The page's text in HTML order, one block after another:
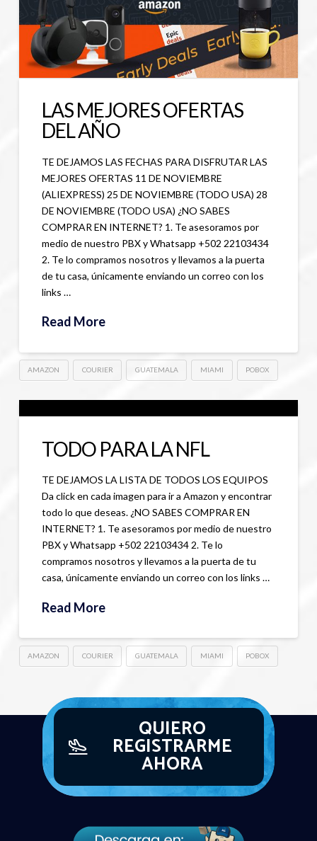
LAS MEJORES OFERTAS
DEL AÑO
TE DEJAMOS LAS FECHAS PARA DISFRUTAR LAS
MEJORES OFERTAS 11 DE NOVIEMBRE
(ALIEXPRESS) 25 DE NOVIEMBRE (TODO USA) 28
DE NOVIEMBRE (TODO USA) ¿NO SABES
COMPRAR EN INTERNET? 1. Te asesoramos por
medio de nuestro PBX y Whatsapp +502 22103434
2. Te lo compramos nosotros y llevamos a la puerta
de tu casa, únicamente enviando un correo con los
links …
Read More
AMAZON COURIER GUATEMALA MIAMI POBOX
TODO PARA LA NFL
TE DEJAMOS LA LISTA DE TODOS LOS EQUIPOS
Da click en cada imagen para ir a Amazon y encontrar
todo lo que deseas. ¿NO SABES COMPRAR EN
INTERNET? 1. Te asesoramos por medio de nuestro
PBX y Whatsapp +502 22103434 2. Te lo
compramos nosotros y llevamos a la puerta de tu
casa, únicamente enviando un correo con los links …
Read More
AMAZON COURIER GUATEMALA MIAMI POBOX
QUIERO
REGISTRARME
AHORA